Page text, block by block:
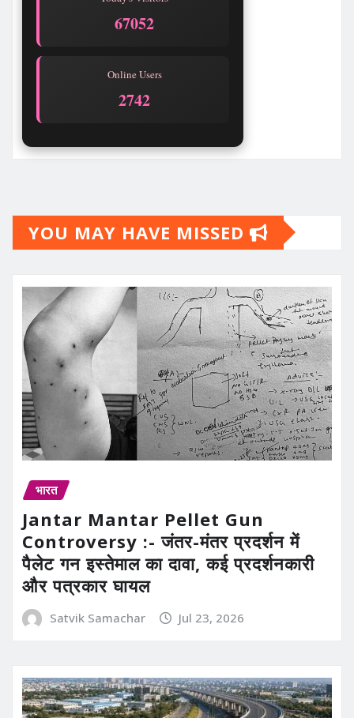
67056
Online Users
2741
YOU MAY HAVE MISSED
भारत
Jantar Mantar Pellet Gun
Controversy :- जंतर-मंतर प्रदर्शन में
पैलेट गन इस्तेमाल का दावा, कई प्रदर्शनकारी
और पत्रकार घायल
Satvik Samachar Jul 23, 2026